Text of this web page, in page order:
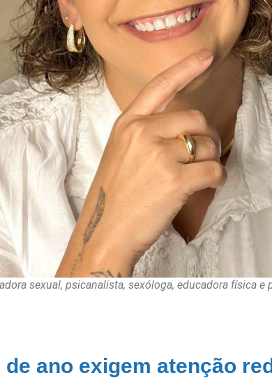
sexual, psicanalista, sexóloga, educadora física e
ano exigem atenção